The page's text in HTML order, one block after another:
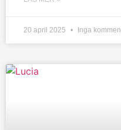
20 april 2025 Inga